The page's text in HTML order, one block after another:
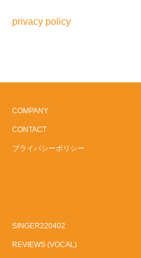
privacy policy
COMPANY
CONTACT
プライバシーポリシー
SINGER220402
REVIEWS (VOCAL)